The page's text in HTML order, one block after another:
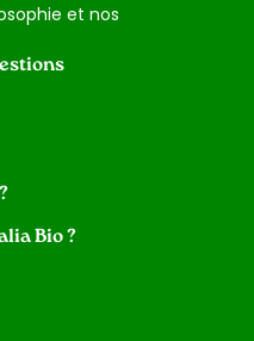
et nos
Bio ?